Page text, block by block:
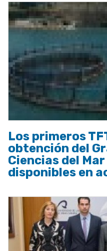
Los primeros
obtención del
Ciencias del
disponibles en